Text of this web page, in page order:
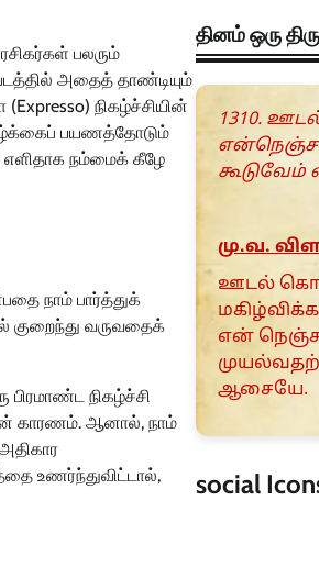
பலரும்
அதைத் தாண்டியும்
நிகழ்ச்சியின்
பயணத்தோடும்
எளிதாக நம்மைக் கீழே
நாம் பார்த்துக்
குறைந்து வருவதைக்
நிகழ்ச்சி
காரணம். ஆனால், நாம்
உணர்ந்துவிட்டால்,
தினம் ஒரு
1310.
கூடுவேம்
மு.வ.
ஊடல்
என்
ஆசையே.
social